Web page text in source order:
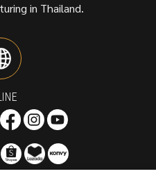
in Thailand.